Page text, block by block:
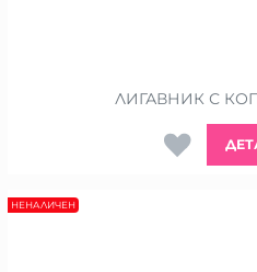
ЛИГАВНИК С
НЕНАЛИЧЕН